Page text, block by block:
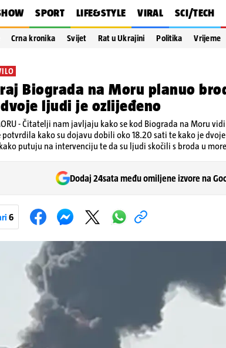
SPORT LIFE&STYLE VIRAL SCI/TECH
Crna kronika Svijet Rat u Ukrajini Politika Vrijeme
Biograda na Moru planuo
ljudi je ozlijeđeno
- Čitatelji nam javljaju kako se kod Biograda na Moru
potvrdila kako su dojavu dobili oko 18.20 sati te kako je
putuju na intervenciju te da su ljudi skočili s broda u
Dodaj 24sata među omiljene izvore na
6